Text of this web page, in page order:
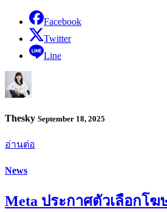
Facebook
Twitter
Line
Thesky September 18, 2025
อ่านต่อ
News
Meta ประกาศตัวเลือกโ